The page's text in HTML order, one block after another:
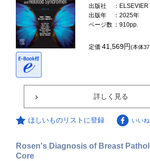
出版社
：ELSEVIER
出版年
：2025年
ページ数 ：910pp.
定価41,569円(本体
詳しく見る
ほしいものリストに登録 いいね
Rosen's Diagnosis of Breast
Core